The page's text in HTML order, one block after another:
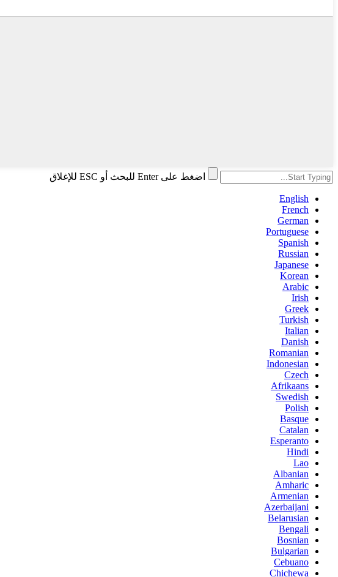
اضغط على Enter للبحث أو ESC للإغلاق
English
French
German
Portuguese
Spanish
Russian
Japanese
Korean
Arabic
Irish
Greek
Turkish
Italian
Danish
Romanian
Indonesian
Czech
Afrikaans
Swedish
Polish
Basque
Catalan
Esperanto
Hindi
Lao
Albanian
Amharic
Armenian
Azerbaijani
Belarusian
Bengali
Bosnian
Bulgarian
Cebuano
Chichewa